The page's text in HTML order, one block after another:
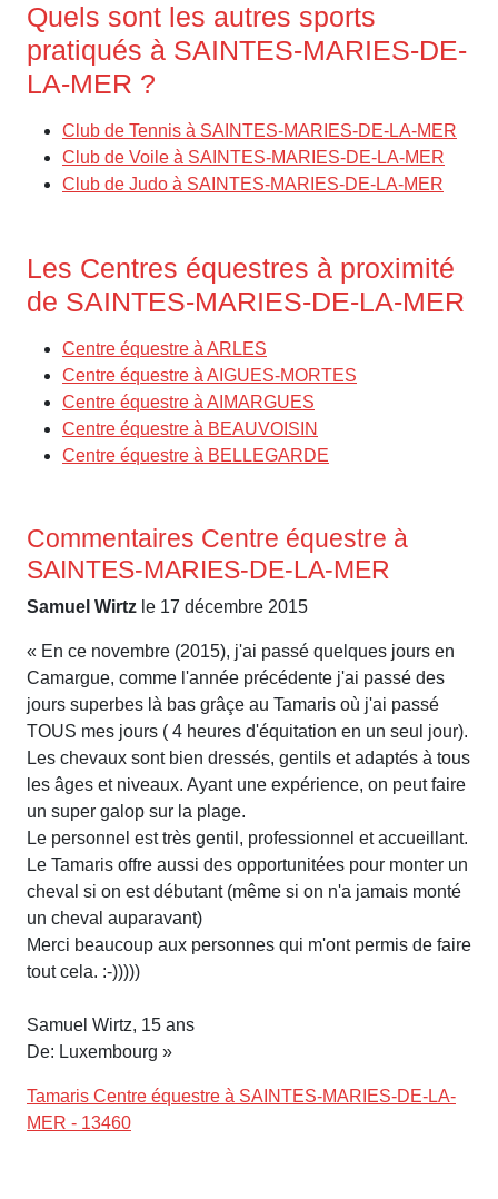
Quels sont les autres sports
pratiqués à SAINTES-MARIES-DE-
LA-MER ?
Club de Tennis à SAINTES-MARIES-DE-LA-MER
Club de Voile à SAINTES-MARIES-DE-LA-MER
Club de Judo à SAINTES-MARIES-DE-LA-MER
Les Centres équestres à proximité
de SAINTES-MARIES-DE-LA-MER
Centre équestre à ARLES
Centre équestre à AIGUES-MORTES
Centre équestre à AIMARGUES
Centre équestre à BEAUVOISIN
Centre équestre à BELLEGARDE
Commentaires Centre équestre à
SAINTES-MARIES-DE-LA-MER
Samuel Wirtz le 17 décembre 2015
« En ce novembre (2015), j'ai passé quelques jours en
Camargue, comme l'année précédente j'ai passé des
jours superbes là bas grâçe au Tamaris où j'ai passé
TOUS mes jours ( 4 heures d'équitation en un seul jour).
Les chevaux sont bien dressés, gentils et adaptés à tous
les âges et niveaux. Ayant une expérience, on peut faire
un super galop sur la plage.
Le personnel est très gentil, professionnel et accueillant.
Le Tamaris offre aussi des opportunitées pour monter un
cheval si on est débutant (même si on n'a jamais monté
un cheval auparavant)
Merci beaucoup aux personnes qui m'ont permis de faire
tout cela. :-)))))
Samuel Wirtz, 15 ans
De: Luxembourg »
Tamaris Centre équestre à SAINTES-MARIES-DE-LA-
MER - 13460